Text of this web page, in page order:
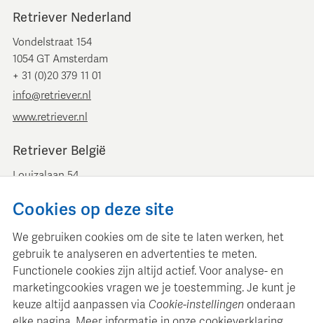
Retriever Nederland
Vondelstraat 154
1054 GT Amsterdam
+ 31 (0)20 379 11 01
info@retriever.nl
www.retriever.nl
Retriever België
Louizalaan 54
+ 32 (0)2 893 00 52
www.retrievermedia.be
Cookies op deze site
We gebruiken cookies om de site te laten werken, het
gebruik te analyseren en advertenties te meten.
Functionele cookies zijn altijd actief. Voor analyse- en
marketingcookies vragen we je toestemming. Je kunt je
keuze altijd aanpassen via Cookie-instellingen onderaan